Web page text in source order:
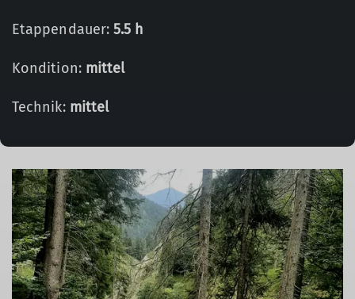
Etappendauer:5.5 h
Kondition: mittel
Technik: mittel